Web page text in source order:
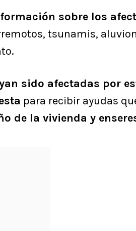
sobre los
tsunamis,
sido afectadas por
para recibir ayudas
de la vivienda y